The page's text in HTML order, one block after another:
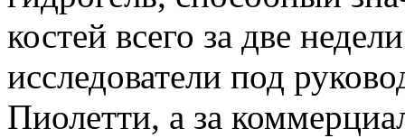
костей всего за две
исследователи под
Пиолетти, а за